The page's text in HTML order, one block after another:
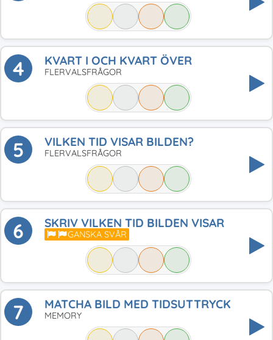
4 KVART I OCH KVART ÖVER
FLERVALSFRÅGOR
5 VILKEN TID VISAR BILDEN?
FLERVALSFRÅGOR
6 SKRIV VILKEN TID BILDEN VISAR
GANSKA SVÅR
7 MATCHA BILD MED TIDSUTTRYCK
MEMORY